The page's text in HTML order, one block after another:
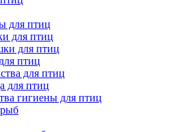
для птиц
для птиц
для птиц
птиц
для птиц
для птиц
гигиены для птиц